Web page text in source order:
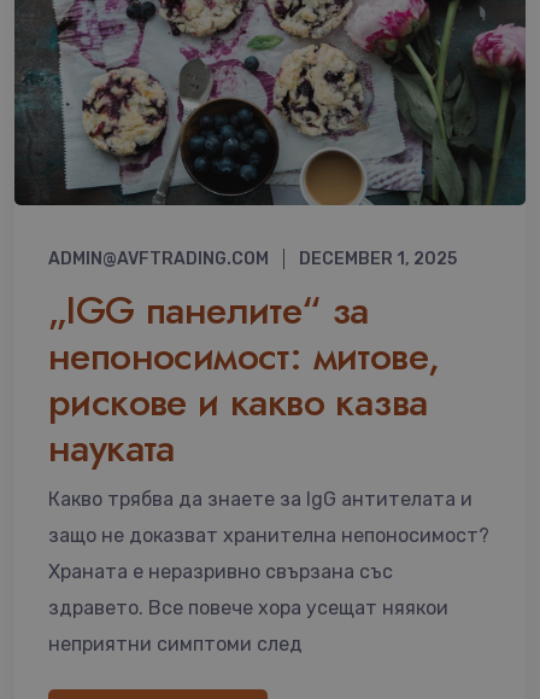
ADMIN@AVFTRADING.COM DECEMBER 1, 2025
„IGG панелите“ за
непоносимост: митове,
рискове и какво казва
науката
Какво трябва да знаете за IgG антителата и
защо не доказват хранителна непоносимост?
Храната е неразривно свързана със
здравето. Все повече хора усещат няякои
неприятни симптоми след